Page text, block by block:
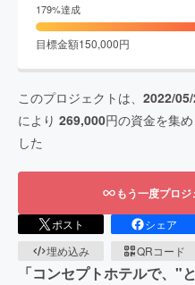
179%達成
目標金額150,000円
このプロジェクトは、 2022/
により 269,000円の資金を集め
した
もう一度プロ
ポスト シェア
埋め込み
QRコード
「コンセプトホテルで、"